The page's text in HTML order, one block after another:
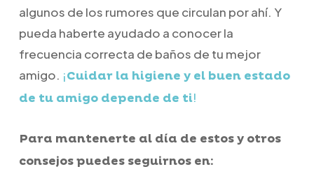
algunos de los rumores que circulan por ahí. Y
pueda haberte ayudado a conocer la
frecuencia correcta de baños de tu mejor
amigo. ¡Cuidar la higiene y el buen estado
de tu amigo depende de ti!
Para mantenerte al día de estos y otros
consejos puedes seguirnos en: